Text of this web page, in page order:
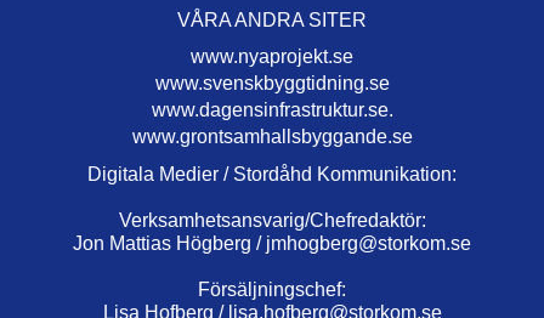
VÅRA ANDRA SITER
www.nyaprojekt.se
www.svenskbyggtidning.se
www.dagensinfrastruktur.se.
www.grontsamhallsbyggande.se
Digitala Medier / Stordåhd Kommunikation:
Verksamhetsansvarig/Chefredaktör:
Jon Mattias Högberg / jmhogberg@storkom.se
Försäljningschef:
Lisa Hofberg / lisa.hofberg@storkom.se